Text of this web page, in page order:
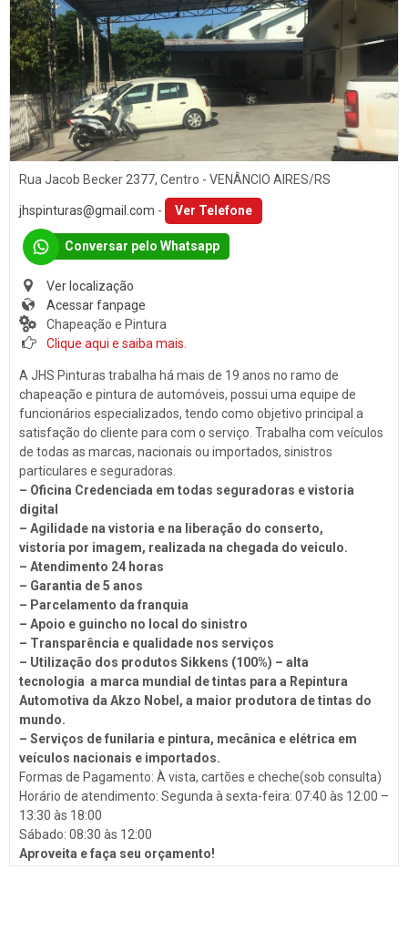
PORTO ALEGRE (1)
SANTA CLARA DO SUL (1)
SANTA CRUZ DO SUL (15)
TEUTÔNIA (14)
VENÂNCIO AIRES (16)
Som
Baterias
Películas
Acessórios
Ar Condicionado
Lavagem Automotiva
Retificadora de Motores
Auto Peças
Amortecedores
Adaptação Veicular
Auto Demolidoras
Troca de Óleo
Chaveiro
Reboques
Seguros
Injeção Eletrônica
Produtos Automotivos
Placas
Estética e Higienização
Auto Vidros
Volantes
Capotas
Despachante
Surdinas
Bombas Injetoras
Rua Jacob Becker 2377, Centro - VENÂNCIO AIRES/RS
jhspinturas@gmail.com - Ver Telefone
Conversar pelo Whatsapp
Ver localização
Acessar fanpage
Chapeação e Pintura
Clique aqui e saiba mais.
A JHS Pinturas trabalha há mais de 19 anos no ramo de
chapeação e pintura de automóveis, possui uma equipe de
funcionários especializados, tendo como objetivo principal a
satisfação do cliente para com o serviço. Trabalha com veículos
de todas as marcas, nacionais ou importados, sinistros
particulares e seguradoras.
– Oficina Credenciada em todas seguradoras e vistoria
digital
– Agilidade na vistoria e na liberação do conserto,
vistoria por imagem, realizada na chegada do veiculo.
– Atendimento 24 horas
– Garantia de 5 anos
– Parcelamento da franquia
– Apoio e guincho no local do sinistro
– Transparência e qualidade nos serviços
– Utilização dos produtos Sikkens (100%) – alta
tecnologia a marca mundial de tintas para a Repintura
Automotiva da Akzo Nobel, a maior produtora de tintas do
mundo.
– Serviços de funilaria e pintura, mecânica e elétrica em
veículos nacionais e importados.
Formas de Pagamento: À vista, cartões e cheche(sob consulta)
Horário de atendimento: Segunda à sexta-feira: 07:40 às 12:00 –
13:30 às 18:00
Sábado: 08:30 às 12:00
Aproveita e faça seu orçamento!